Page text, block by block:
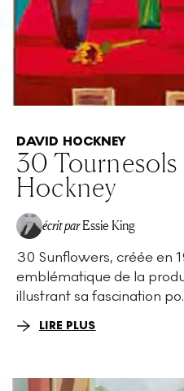
DAVID HOCKNEY
30 Tournesols
Hockney
écrit par Essie King
30 Sunflowers, créée en
emblématique de la
illustrant sa fascination
LIRE PLUS